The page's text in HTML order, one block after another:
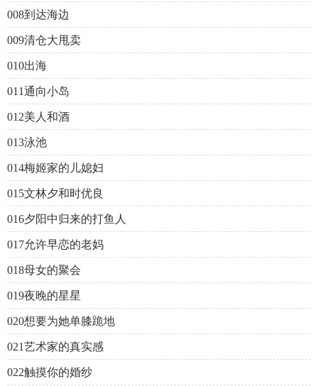
008到达海边
009清仓大甩卖
010出海
011通向小岛
012美人和酒
013泳池
014梅姬家的儿媳妇
015文林夕和时优良
016夕阳中归来的打鱼人
017允许早恋的老妈
018母女的聚会
019夜晚的星星
020想要为她单膝跪地
021艺术家的真实感
022触摸你的婚纱